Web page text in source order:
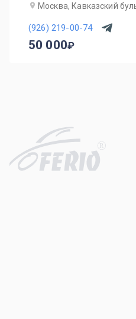
Москва, Кавказский
(926) 219-00-74
50 000
R